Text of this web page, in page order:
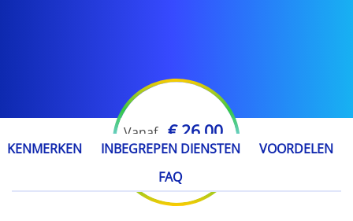
Vanaf € 26,00
/ jaar
KENMERKEN INBEGREPEN DIENSTEN
VOORDELEN
FAQ